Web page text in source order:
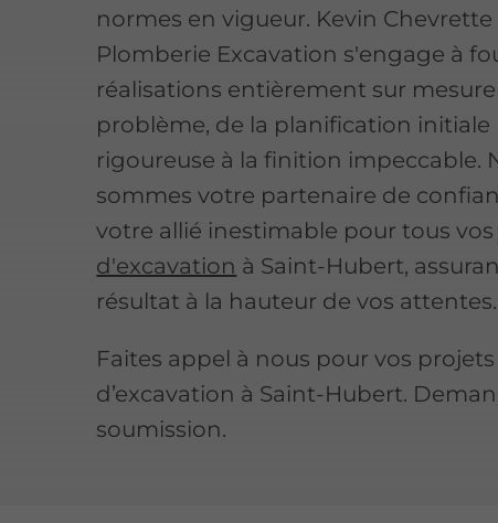
normes en vigueur. Kevin Chevrette
Plomberie Excavation s'engage à
réalisations entièrement sur
problème, de la planification initiale
rigoureuse à la finition impeccable.
sommes votre partenaire de
votre allié inestimable pour tous vos
d'excavation à Saint-Hubert,
résultat à la hauteur de vos attentes.
Faites appel à nous pour vos projets
d’excavation à Saint-Hubert.
soumission.